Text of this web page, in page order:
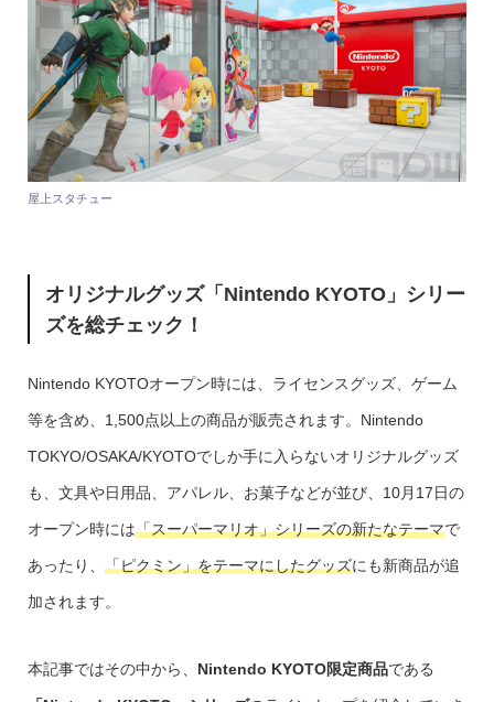
屋上スタチュー
オリジナルグッズ「Nintendo KYOTO」シリー
ズを総チェック！
Nintendo KYOTOオープン時には、ライセンスグッズ、ゲーム
等を含め、1,500点以上の商品が販売されます。Nintendo
TOKYO/OSAKA/KYOTOでしか手に入らないオリジナルグッズ
も、文具や日用品、アパレル、お菓子などが並び、10月17日の
オープン時には「スーパーマリオ」シリーズの新たなテーマで
あったり、 「ピクミン」をテーマにしたグッズにも新商品が追
加されます。
本記事ではその中から、 Nintendo KYOTO限定商品である